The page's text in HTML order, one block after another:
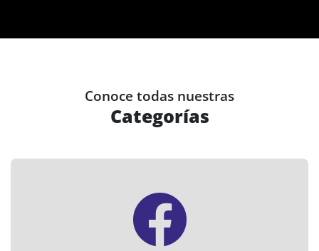
Conoce todas nuestras
Categorías